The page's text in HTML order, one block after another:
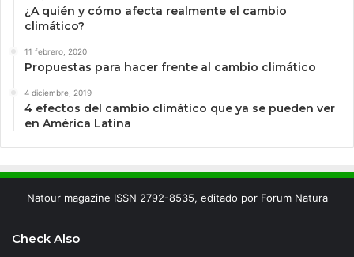
¿A quién y cómo afecta realmente el cambio
climático?
11 febrero, 2020
Propuestas para hacer frente al cambio climático
4 diciembre, 2019
4 efectos del cambio climático que ya se pueden ver
en América Latina
Natour magazine ISSN 2792-8535, editado por Forum Natura
Check Also